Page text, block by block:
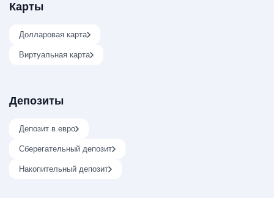
Карты
Долларовая карта
Виртуальная карта
Депозиты
Депозит в евро
Сберегательный депозит
Накопительный депозит